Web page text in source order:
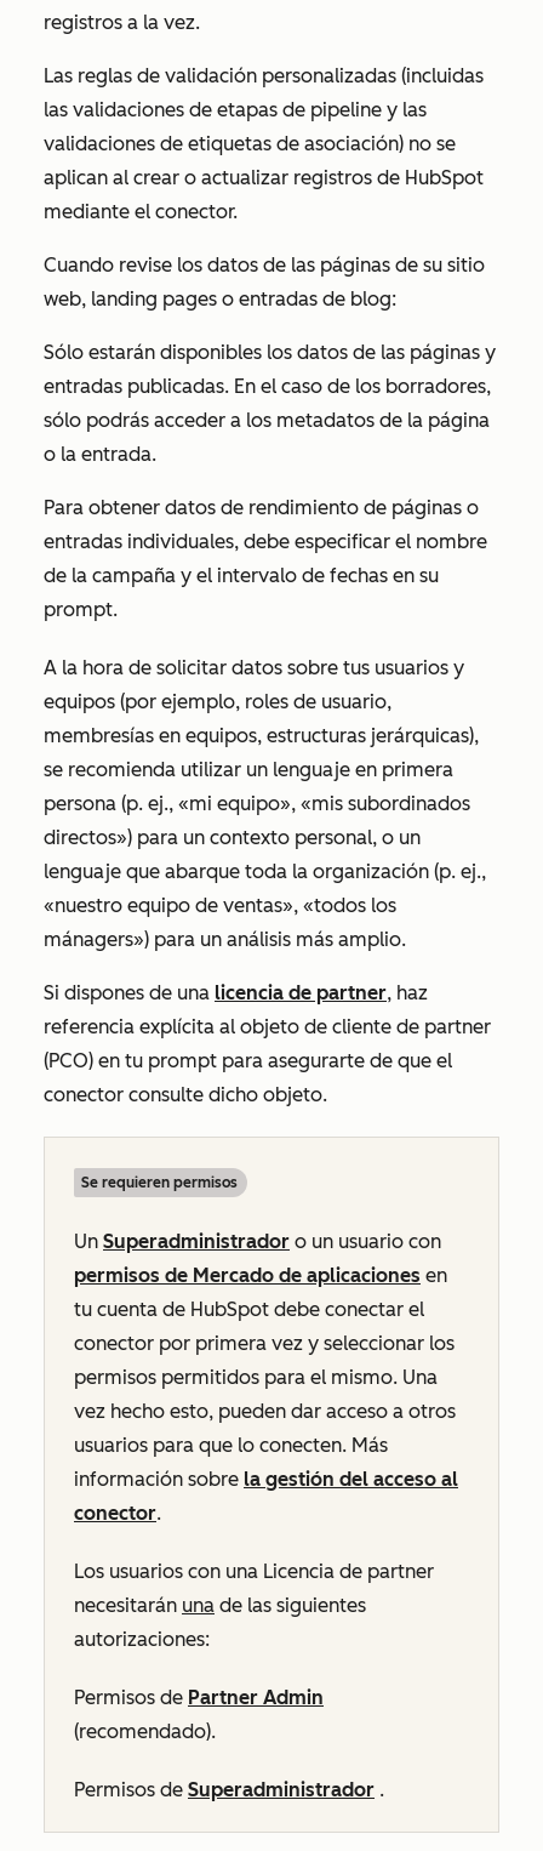
registros a la vez.
Las reglas de validación personalizadas (incluidas
las validaciones de etapas de pipeline y las
validaciones de etiquetas de asociación) no se
aplican al crear o actualizar registros de HubSpot
mediante el conector.
Cuando revise los datos de las páginas de su sitio
web, landing pages o entradas de blog:
Sólo estarán disponibles los datos de las páginas y
entradas publicadas. En el caso de los borradores,
sólo podrás acceder a los metadatos de la página
o la entrada.
Para obtener datos de rendimiento de páginas o
entradas individuales, debe especificar el nombre
de la campaña y el intervalo de fechas en su
prompt.
A la hora de solicitar datos sobre tus usuarios y
equipos (por ejemplo, roles de usuario,
membresías en equipos, estructuras jerárquicas),
se recomienda utilizar un lenguaje en primera
persona (p. ej., «mi equipo», «mis subordinados
directos») para un contexto personal, o un
lenguaje que abarque toda la organización (p. ej.,
«nuestro equipo de ventas», «todos los
mánagers») para un análisis más amplio.
Si dispones de una licencia de partner, haz
referencia explícita al objeto de cliente de partner
(PCO) en tu prompt para asegurarte de que el
conector consulte dicho objeto.
Se requieren permisos
Un Superadministrador o un usuario con
permisos de Mercado de aplicaciones en
tu cuenta de HubSpot debe conectar el
conector por primera vez y seleccionar los
permisos permitidos para el mismo. Una
vez hecho esto, pueden dar acceso a otros
usuarios para que lo conecten. Más
información sobre la gestión del acceso al
conector.
Los usuarios con una Licencia de partner
necesitarán una de las siguientes
autorizaciones:
Permisos de Partner Admin
(recomendado).
Permisos de Superadministrador .